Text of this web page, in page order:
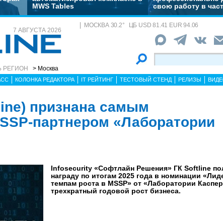
MWS Tables
свою работу в
7 АВГУСТА 2026
РЕГИОН > Москва
МОСКВА 30.2° ЦБ USD 81.41 EUR 94.06
КОЛОНКА РЕДАКТОРА IT РЕЙТИНГ ТЕСТОВЫЙ СТЕНД РЕЛИЗЫ
признана самым
партнером «Лаборатории
Infosecurity «Софтлайн Решения» ГК Softline
награду по итогам 2025 года в номинации
темпам роста в MSSP» от «Лаборатории
трехкратный годовой рост бизнеса.